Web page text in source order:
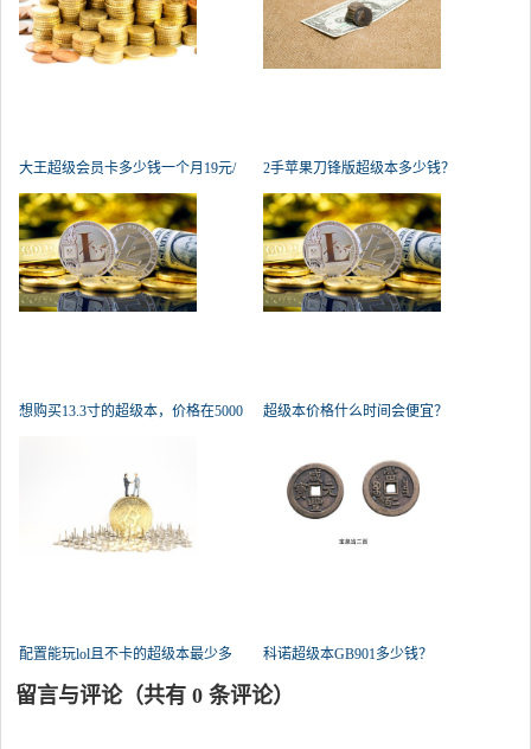
大王超级会员卡多少钱一个月19元/ 2手苹果刀锋版超级本多少钱？
想购买13.3寸的超级本，价格在5000
超级本价格什么时间会便宜？
配置能玩lol且不卡的超级本最少多 科诺超级本GB901多少钱？
留言与评论（共有 0 条评论）